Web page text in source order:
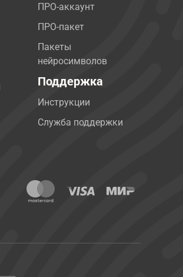
ПРО-аккаунт
ПРО-пакет
Пакеты
нейросимволов
Поддержка
Инструкции
Служба поддержки